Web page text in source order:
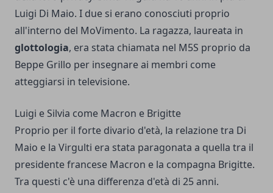
Luigi Di Maio. I due si erano conosciuti proprio
all'interno del MoVimento. La ragazza, laureata in
glottologia, era stata chiamata nel M5S proprio da
Beppe Grillo per insegnare ai membri come
atteggiarsi in televisione.
Luigi e Silvia come Macron e Brigitte
Proprio per il forte divario d'età, la relazione tra Di
Maio e la Virgulti era stata paragonata a quella tra il
presidente francese Macron e la compagna Brigitte.
Tra questi c'è una differenza d'età di 25 anni.